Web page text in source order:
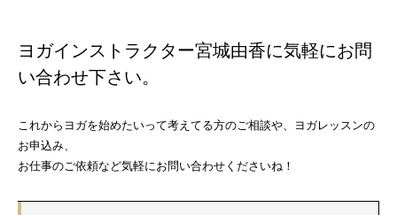
ヨガインストラクター宮城由香に気軽にお問
い合わせ下さい。
これからヨガを始めたいって考えてる方のご相談や、ヨガレッスンの
お申込み、
お仕事のご依頼など気軽にお問い合わせくださいね！